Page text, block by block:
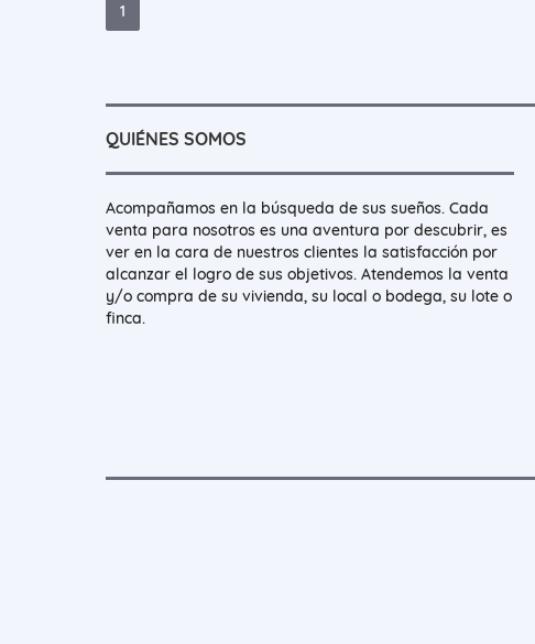
1
QUIÉNES SOMOS
Acompañamos en la búsqueda de sus sueños. Cada
venta para nosotros es una aventura por descubrir, es
ver en la cara de nuestros clientes la satisfacción por
alcanzar el logro de sus objetivos. Atendemos la venta
y/o compra de su vivienda, su local o bodega, su lote o
finca.